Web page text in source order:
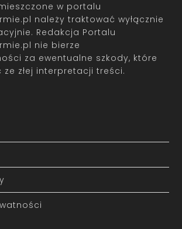
w portalu
należy traktować wyłącznie
Redakcja Portalu
nie bierze
za ewentualne szkody, które
złej interpretacji treści.